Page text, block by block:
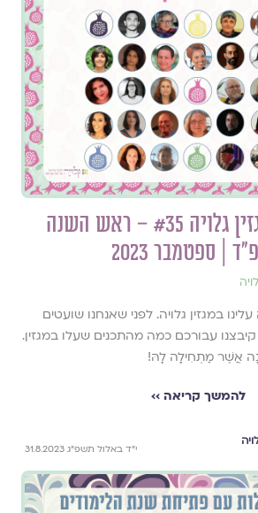
מה חדש במגזין גלויה #35 – ראש השנה
| ספטמבר 2023
במגזין גלויה. לפני שאנחנו שועטים
עבורכם כמה מהתכנים שעלו במגזין.
אֲשֶׁר מַתְחִילָה לָהּ!
להמשך קריאה ››
י״ד באלול תשפ״ג 31.8.2023